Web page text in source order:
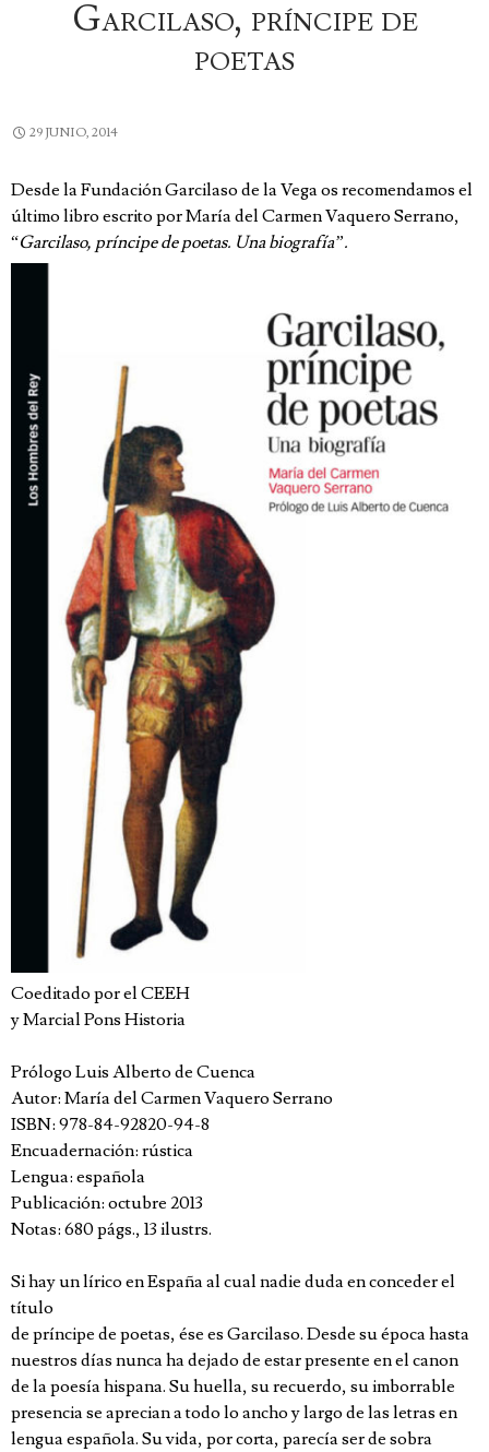
Garcilaso, príncipe de
poetas
29 JUNIO, 2014
Desde la Fundación Garcilaso de la Vega os recomendamos el
último libro escrito por María del Carmen Vaquero Serrano,
“Garcilaso, príncipe de poetas. Una biografía”.
Coeditado por el CEEH
y Marcial Pons Historia
Prólogo Luis Alberto de Cuenca
Autor: María del Carmen Vaquero Serrano
ISBN: 978-84-92820-94-8
Encuadernación: rústica
Lengua: española
Publicación: octubre 2013
Notas: 680 págs., 13 ilustrs.
Si hay un lírico en España al cual nadie duda en conceder el
título
de príncipe de poetas, ése es Garcilaso. Desde su época hasta
nuestros días nunca ha dejado de estar presente en el canon
de la poesía hispana. Su huella, su recuerdo, su imborrable
presencia se aprecian a todo lo ancho y largo de las letras en
lengua española. Su vida, por corta, parecía ser de sobra